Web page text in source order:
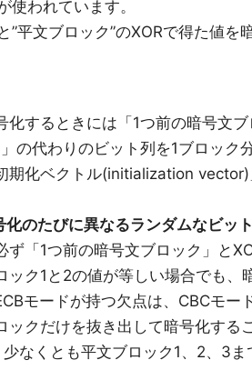
使われています。
”平文ブロック”のXORで得た値を
するときには「1つ前の暗号文ブ
の代わりのビット列を1ブロック
期化ベクトル(initialization
のたびに異なるランダムなビッ
ず「1つ前の暗号文ブロック」と
ック1と2の値が等しい場合でも、
モードが持つ欠点は、CBCモー
ックだけを抜き出して暗号化する
なくとも平文ブロック1、2、3